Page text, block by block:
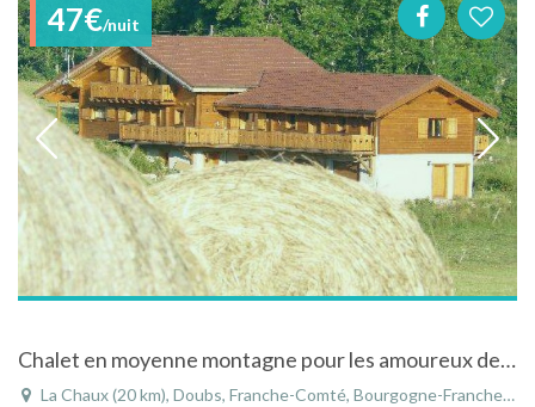
47€/nuit
Chalet en moyenne montagne pour les amoureux de nature !
La Chaux (20 km), Doubs, Franche-Comté, Bourgogne-Franche-Comté, France